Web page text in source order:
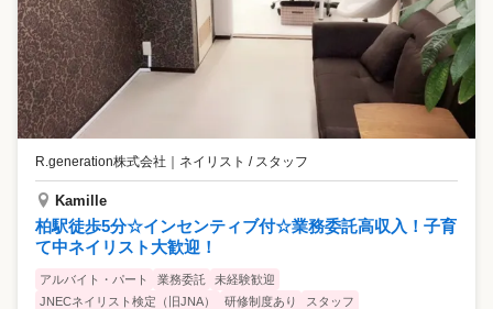
R.generation株式会社 ネイリスト / スタッフ
Kamille
柏駅徒歩5分☆インセンティブ付☆業務委託高収入！子育
て中ネイリスト大歓迎！
アルバイト・パート 業務委託
未経験歓迎
JNECネイリスト検定（旧JNA）
研修制度あり スタッフ